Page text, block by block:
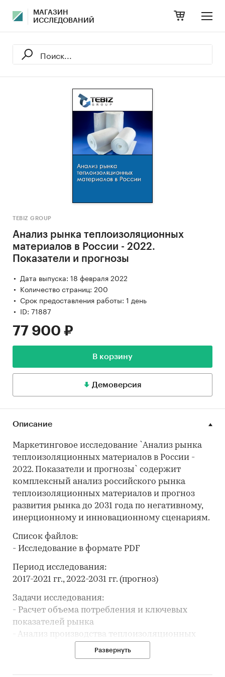
МАГАЗИН
ИССЛЕДОВАНИЙ
TEBIZ GROUP
Анализ рынка теплоизоляционных
материалов в России - 2022.
Показатели и прогнозы
Дата выпуска: 18 февраля 2022
Количество страниц: 200
Срок предоставления работы: 1 день
ID: 71887
77 900 ₽
В корзину
Демоверсия
Описание
Маркетинговое исследование `Анализ рынка
теплоизоляционных материалов в России -
2022. Показатели и прогнозы` содержит
комплексный анализ российского рынка
теплоизоляционных материалов и прогноз
развития рынка до 2031 года по негативному,
инерционному и инновационному сценариям.
Список файлов:
- Исследование в формате PDF
Период исследования:
2017-2021 гг., 2022-2031 гг. (прогноз)
Задачи исследования:
- Расчет объема потребления и ключевых
показателей рынка
- Анализ производства теплоизоляционных
- Составление рейтинга производителей
Развернуть